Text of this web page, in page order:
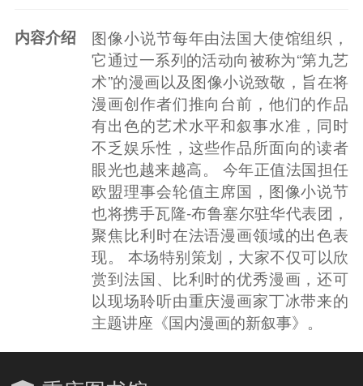
内容介绍
图像小说节每年由法国大使馆组织，
它通过一系列的活动向被称为“第九艺
术”的漫画以及图像小说致敬，旨在将
漫画创作者们推向台前，他们的作品
有出色的艺术水平和叙事水准，同时
不乏娱乐性，这些作品所面向的读者
眼光也越来越高。 今年正值法国担任
欧盟理事会轮值主席国，图像小说节
也将携手瓦隆-布鲁塞尔驻华代表团，
聚焦比利时在法语漫画领域的出色表
现。 本场特别策划，大家不仅可以欣
赏到法国、比利时的优秀漫画，还可
以现场聆听由重庆漫画家丁冰带来的
主题讲座《国内漫画的新叙事》。